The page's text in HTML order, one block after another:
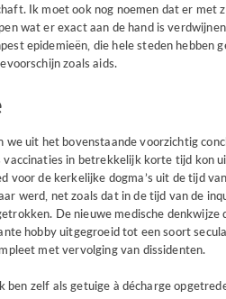
Ik moet ook nog noemen dat er met
wat er exact aan de hand is
epidemieën, die hele steden hebben
zoals aids.
we uit het bovenstaande voorzichtig
vaccinaties in betrekkelijk korte tijd kon
voor de kerkelijke dogma’s uit de tijd
werd, net zoals dat in de tijd van de
De nieuwe medische denkwijze
hobby uitgegroeid tot een soort
met vervolging van dissidenten.
zelf als getuige à décharge